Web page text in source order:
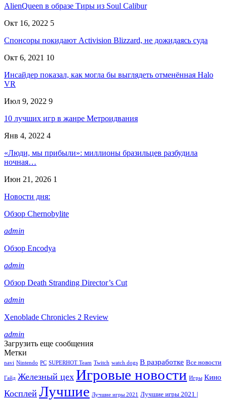
AlienQueen в образе Тиры из Soul Calibur
Окт 16, 2022 5
Спонсоры покидают Activision Blizzard, не дожидаясь суда
Окт 6, 2021 10
Инсайдер показал, как могла бы выглядеть отменённая Halo
VR
Июл 9, 2022 9
10 лучших игр в жанре Метроидвания
Янв 4, 2022 4
«Люди, мы прибыли»: миллионы бразильцев разбудила
ночная…
Июн 21, 2026 1
Новости дня:
Обзор Chernobylite
admin
Обзор Encodya
admin
Обзор Death Stranding Director’s Cut
admin
Xenoblade Chronicles 2 Review
admin
Загрузить еще сообщения
Метки
navi Nintendo PC SUPERHOT Team Twitch watch dogs В разработке Все новости
Гайд Железный цех Игровые новости Игры Кино
Косплей Лучшие Лучшие игры 2021
Лучшие игры 2021 |